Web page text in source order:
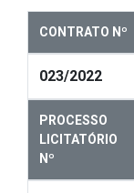
CONTRATO Nº
023/2022
PROCESSO
LICITATÓRIO
Nº